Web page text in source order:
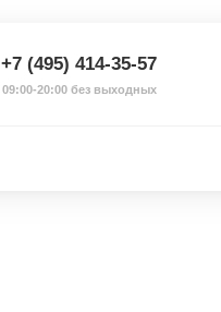
+7 (495) 414-35-57
09:00-20:00 без выходных